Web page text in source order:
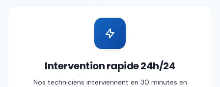
Intervention rapide 24h/24
Nos techniciens interviennent en 30 minutes en